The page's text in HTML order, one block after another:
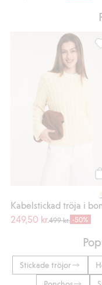
249,50 kr.499 kr. -50%
Stickade tröjor